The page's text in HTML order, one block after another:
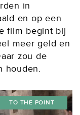
in
en op een
film begint bij
meer geld en
zou de
houden.
TO THE POINT